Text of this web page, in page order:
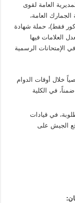
العامة لقوى
الجمارك العامة،
فقط)، حملة شهادة
العلامات فيها
في الإمتحانات الرسمية
خلال أوقات الدوام
الرسمي اعتباراً من 8/8/2016 ولغاية 6/9/2016 ضمناً، في الكلية
في قيادات
الجيش على